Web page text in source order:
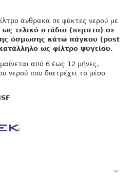
άνθρακα σε ψύκτες νερού με
ως τελικό στάδιο (πεμπτο) σε
όσμωσης κάτω πάγκου (post
ως φίλτρο ψυγείου.
από 6 έως 12 μήνες,
νερού που διατρέχει το μέσο